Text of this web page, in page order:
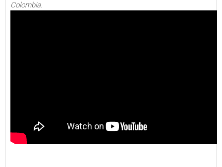
Colombia.